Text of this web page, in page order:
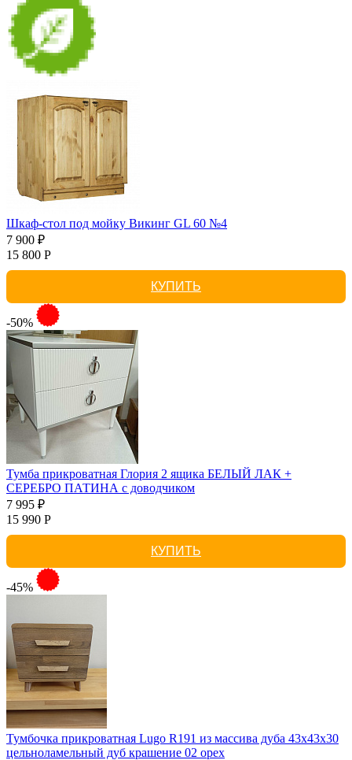
Шкаф-стол под мойку Викинг GL 60 №4
7 900 ₽
15 800 Р
КУПИТЬ
-50%
Тумба прикроватная Глория 2 ящика БЕЛЫЙ ЛАК +
СЕРЕБРО ПАТИНА с доводчиком
7 995 ₽
15 990 Р
КУПИТЬ
-45%
Тумбочка прикроватная Lugo R191 из массива дуба 43х43х30
цельноламельный дуб крашение 02 орех